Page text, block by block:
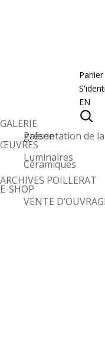
Panier
EN
GALERIE
Présentation de la galerie
ŒUVRES
Luminaires
Céramiques
ARCHIVES POILLERAT
E-SHOP
VENTE